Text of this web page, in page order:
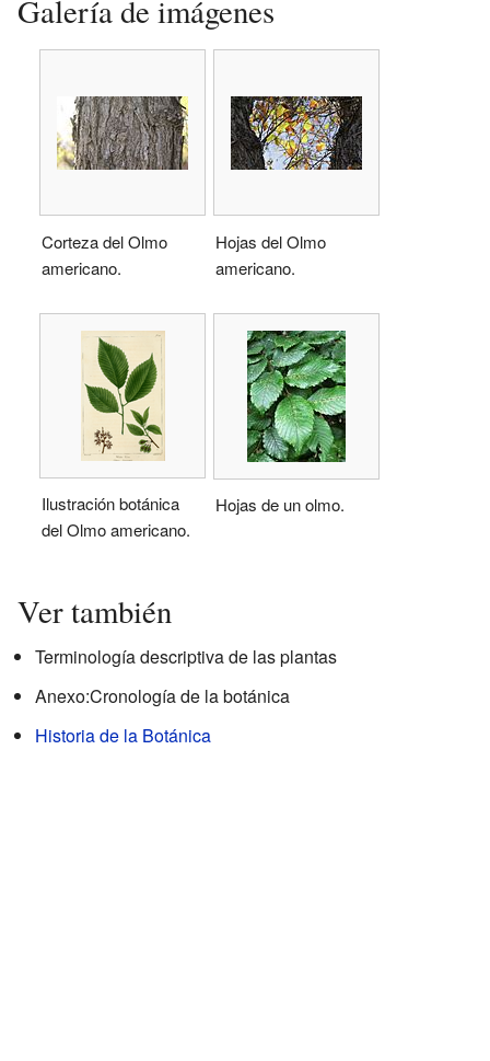
Galería de imágenes
Corteza del Olmo
americano.
Hojas del Olmo
americano.
Ilustración botánica
del Olmo americano.
Hojas de un olmo.
Ver también
Terminología descriptiva de las plantas
Anexo:Cronología de la botánica
Historia de la Botánica